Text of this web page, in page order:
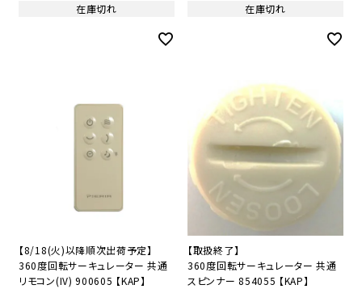
在庫切れ 在庫切れ
【8/18(火)以降順次出荷予定】
360度回転サーキュレーター 共通
リモコン(IV) 900605 【KAP】
【取扱終了】
360度回転サーキュレーター 共通
スピンナー 854055 【KAP】